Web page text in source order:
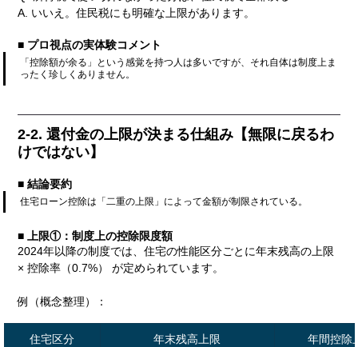
A. いいえ。住民税にも明確な上限があります。
■ プロ視点の実体験コメント
「控除額が余る」という感覚を持つ人は多いですが、それ自体は制度上ま
ったく珍しくありません。
2-2. 還付金の上限が決まる仕組み【無限に戻るわ
けではない】
■ 結論要約
住宅ローン控除は「二重の上限」によって金額が制限されている。
■ 上限①：制度上の控除限度額
2024年以降の制度では、住宅の性能区分ごとに年末残高の上限
× 控除率（0.7%） が定められています。
例（概念整理）：
住宅区分 年末残高上限 年間控除